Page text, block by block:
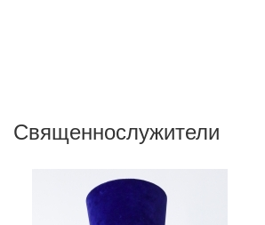
Священнослужители